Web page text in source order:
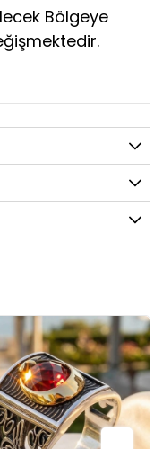
Bölgeye